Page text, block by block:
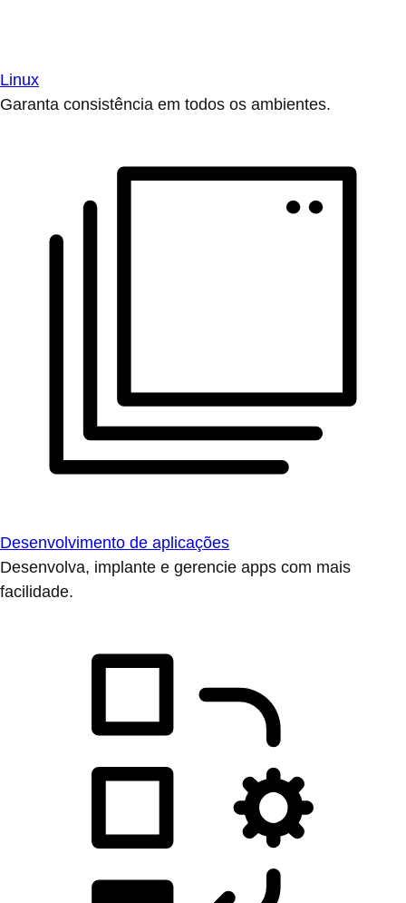
Linux
Garanta consistência em todos os ambientes.
Desenvolvimento de aplicações
Desenvolva, implante e gerencie apps com mais
facilidade.